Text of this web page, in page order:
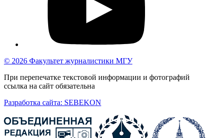
© 2026 Факультет журналистики МГУ
При перепечатке текстовой информации и фотографий
ссылка на сайт обязательна
Разработка сайта: SEBEKON